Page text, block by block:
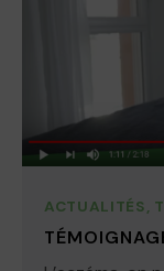
ACTUALITÉS,